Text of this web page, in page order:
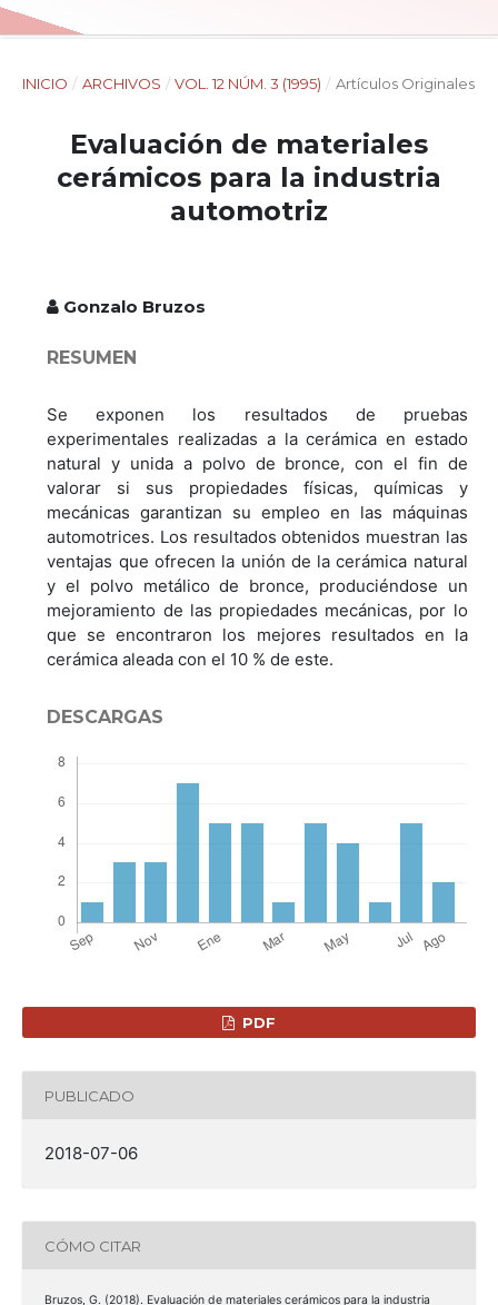
INICIO / ARCHIVOS / VOL. 12 NÚM. 3 (1995) / Artículos Originales
Evaluación de materiales
cerámicos para la industria
automotriz
Gonzalo Bruzos
RESUMEN
Se exponen los resultados de pruebas
experimentales realizadas a la cerámica en estado
natural y unida a polvo de bronce, con el fin de
valorar si sus propiedades físicas, químicas y
mecánicas garantizan su empleo en las máquinas
automotrices. Los resultados obtenidos muestran las
ventajas que ofrecen la unión de la cerámica natural
y el polvo metálico de bronce, produciéndose un
mejoramiento de las propiedades mecánicas, por lo
que se encontraron los mejores resultados en la
cerámica aleada con el 10 % de este.
DESCARGAS
PDF
PUBLICADO
2018-07-06
CÓMO CITAR
Bruzos, G. (2018). Evaluación de materiales cerámicos para la industria